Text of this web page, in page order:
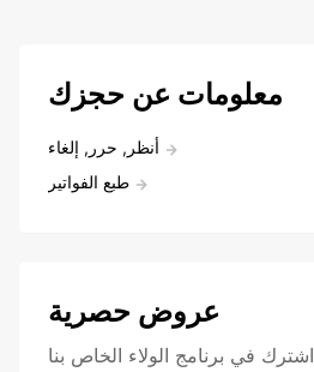
معلومات عن حجزك
أنظر, حرر, إلغاء
طبع الفواتير
عروض حصرية
اشترك في برنامج الولاء الخاص بنا